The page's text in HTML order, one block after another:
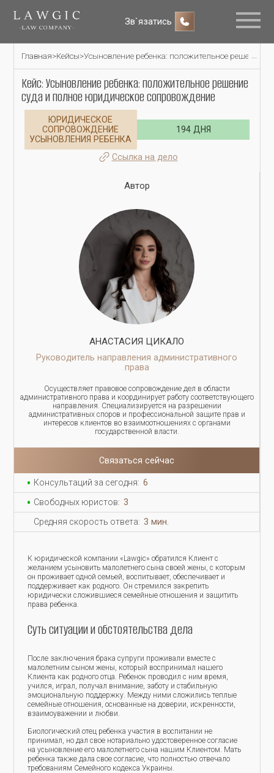
Зв`язатись
Главная>Кейсы>Усыновление ребенка: положительное решение
Кейс: Усыновление ребенка: положительное решение
суда и полное юридическое сопровождение
ЮРИДИЧЕСКОЕ
СОПРОВОЖДЕНИЕ
УСЫНОВЛЕНИЯ РЕБЕНКА
194 ДНЯ
Ссылка на дело
Автор
АНАСТАСИЯ ЦИКАЛО
Руководитель направления административного
права
Осуществляет правовое сопровождение дел в области
административного права и координирует работу соответствующего
направления. Специализируется на разрешении
административных споров и профессиональной защите прав и
интересов клиентов во взаимоотношениях с органами
государственной власти.
Связаться сейчас
Консультаций за сегодня: 6
Свободных юристов: 3
Средняя скорость ответа: 3 мин.
К юридической компании «Lawgic» обратился Клиент с
желанием усыновить малолетнего сына своей жены, с которым
он проживает одной семьей, воспитывает, обеспечивает и
поддерживает как родного. Он стремился закрепить
юридически сложившиеся семейные отношения и защитить
права ребенка.
Суть ситуации и обстоятельства дела
После заключения брака супруги проживали вместе с
малолетним сыном жены, который воспринимал нашего
Клиента как родного отца. Ребенок проводил с ним время,
учился, играл, получал внимание, заботу и стабильную
эмоциональную поддержку. Между ними сложились теплые
семейные отношения, основанные на доверии, искренности,
взаимоуважении и любви.
Биологический отец ребенка участия в воспитании не
принимал, но дал свое нотариально удостоверенное согласие
на усыновление его малолетнего сына нашим Клиентом. Мать
ребенка также дала свое согласие, что полностью отвечало
требованиям Семейного кодекса Украины.